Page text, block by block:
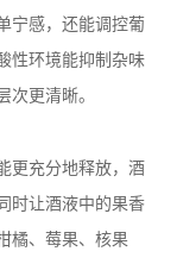
宁感，还能调控葡
性环境能抑制杂味
次更清晰。
更充分地释放，酒
时让酒液中的果香
橘、莓果、核果